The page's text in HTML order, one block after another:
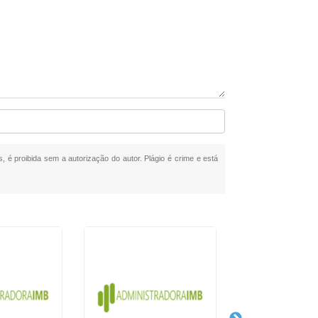
é proibida sem a autorização do autor. Plágio é crime e está